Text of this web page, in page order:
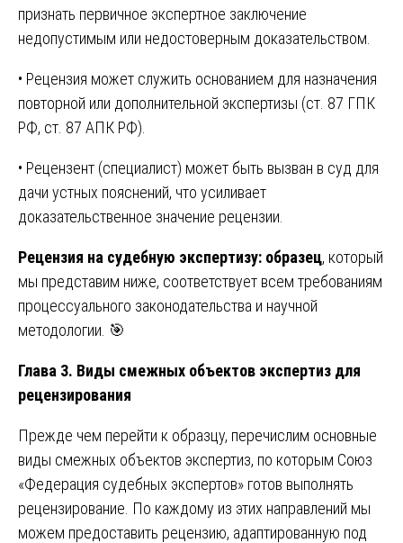
признать первичное экспертное заключение
недопустимым или недостоверным доказательством.
• Рецензия может служить основанием для назначения
повторной или дополнительной экспертизы (ст. 87 ГПК
РФ, ст. 87 АПК РФ).
• Рецензент (специалист) может быть вызван в суд для
дачи устных пояснений, что усиливает
доказательственное значение рецензии.
Рецензия на судебную экспертизу: образец, который
мы представим ниже, соответствует всем требованиям
процессуального законодательства и научной
методологии. 🎯
Глава 3. Виды смежных объектов экспертиз для
рецензирования
Прежде чем перейти к образцу, перечислим основные
виды смежных объектов экспертиз, по которым Союз
«Федерация судебных экспертов» готов выполнять
рецензирование. По каждому из этих направлений мы
можем предоставить рецензию, адаптированную под